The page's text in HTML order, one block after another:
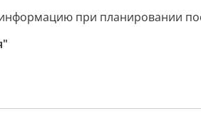
при планировании